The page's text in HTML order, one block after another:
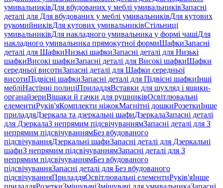
умивальниківДля вбудованих у меблі умивальниківЗапасні
деталі для Для вбудованих у меблі умивальниківДля кутових
рукомийниківДля кутових умивальниківСтільниці
умивальниківДля накладного умивальника у формі чашіДля
накладного умивальника прямокутної формиШафкиЗапасні
деталі для ШафкиНизькі шафкиЗапасні деталі для Низькі
шафкиВисокі шафкиЗапасні деталі для Високі шафкиШафки
середньої висотиЗапасні деталі для Шафки середньої
висотиПідвісні шафкиЗапасні деталі для Підвісні шафкиІнші
мебліНастінні полиціПриладдяВставки для шухляд і ящики-
органайзериВішаки й гачки для рушниківОсвітлювальні
елементиРуків'яКомплекти ніжокМагнітні дошкиРозеткиІнше
приладдяДзеркала та дзеркальні шафиДзеркалаЗапасні деталі
для ДзеркалаЗ непрямим підсвічуваннямЗапасні деталі для З
непрямим підсвічуваннямБез вбудованого
підсвічуванняДзеркальні шафиЗапасні деталі для Дзеркальні
шафиЗ непрямим підсвічуваннямЗапасні деталі для З
непрямим підсвічуваннямБез вбудованого
підсвічуванняЗапасні деталі для Без вбудованого
підсвічуванняПриладдяОсвітлювальні елементиРуків'яІнше
приладдяРозеткиЗмішувачіЗмішувачі для умивальникаЗапасні